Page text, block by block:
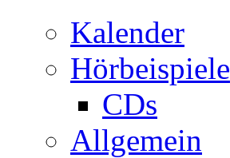
Kalender
Hörbeispiele
CDs
Allgemein